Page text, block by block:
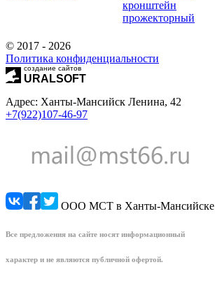
кронштейн
прожекторный
© 2017 - 2026
Политика конфиденциальности
создание сайтов
URALSOFT
Адрес: Ханты-Мансийск Ленина, 42
+7(922)107-46-97
ООО МСТ в Ханты-Мансийске
Все предложения на сайте носят информационный
характер и не являются публичной офертой.